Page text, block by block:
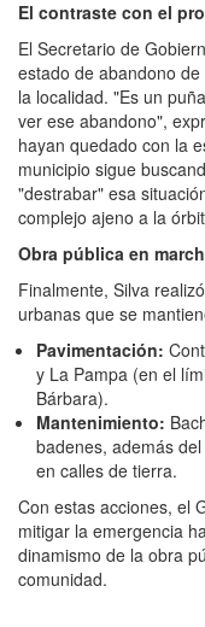
El contraste con el
El Secretario de
estado de abandono de
la localidad. "Es un
ver ese abandono",
hayan quedado con la
municipio sigue
"destrabar" esa
complejo ajeno a la
Obra pública en
Finalmente, Silva
urbanas que se
Pavimentación:
y La Pampa (en el
Bárbara).
Mantenimiento:
badenes, además
en calles de tierra.
Con estas acciones, el
mitigar la emergencia
dinamismo de la obra
comunidad.